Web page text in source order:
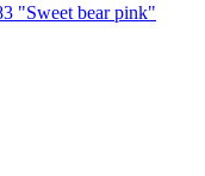
"Sweet bear pink"